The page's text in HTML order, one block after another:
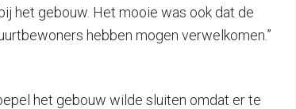
het gebouw. Het mooie was ook dat de
hebben mogen verwelkomen.”
het gebouw wilde sluiten omdat er te